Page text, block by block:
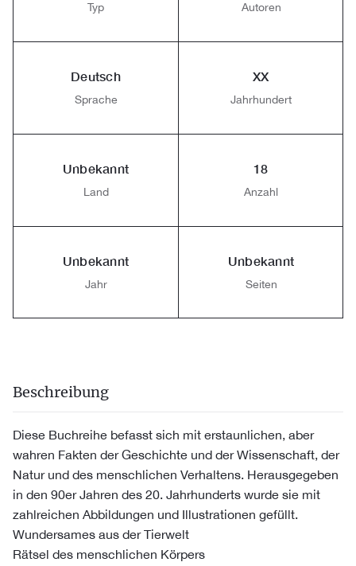
Typ Autoren
Deutsch
Sprache
XX
Jahrhundert
Unbekannt
Land
18
Anzahl
Unbekannt
Jahr
Unbekannt
Seiten
Beschreibung
Diese Buchreihe befasst sich mit erstaunlichen, aber
wahren Fakten der Geschichte und der Wissenschaft, der
Natur und des menschlichen Verhaltens. Herausgegeben
in den 90er Jahren des 20. Jahrhunderts wurde sie mit
zahlreichen Abbildungen und Illustrationen gefüllt.
Wundersames aus der Tierwelt
Rätsel des menschlichen Körpers